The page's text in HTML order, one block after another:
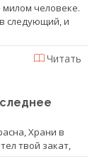
человеке.
следующий, и
Читать
Храни в
твой закат,